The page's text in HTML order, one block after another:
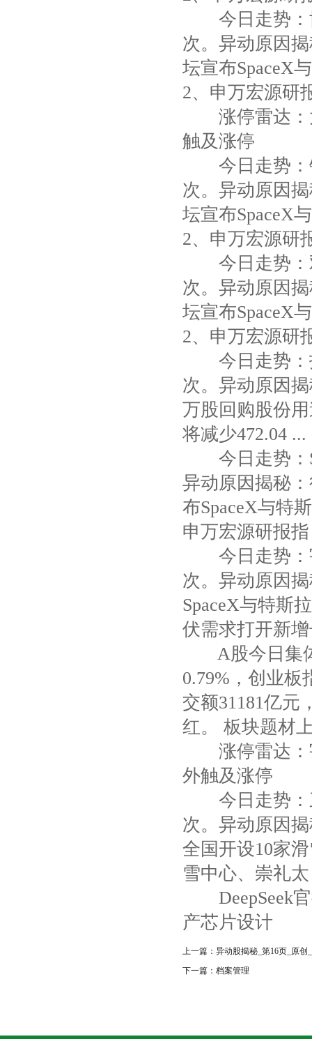
今日走势：
次。异动原因
坛宣布SpaceX
2、申万宏源研
涨停雷达：太
触及涨停
今日走势：
次。异动原因
坛宣布SpaceX
2、申万宏源研
今日走势：
次。异动原因
坛宣布SpaceX
2、申万宏源研
今日走势：
次。异动原因
万股回购股份
将减少472.04 ...
今日走势：
异动原因揭秘
布SpaceX与特
申万宏源研报
今日走势：
次。异动原因
SpaceX与特斯
伏需求打开新
A股今日集体
0.79%，创业板
交额31181亿元
红。 板块题材
涨停雷达：
外触及涨停
今日走势：
次。异动原因
全国开设10家
雪中心、崇礼
DeepSeek官
产芯片设计
上一篇： 异动股揭秘_第16页_原创
下一篇： 档案管理